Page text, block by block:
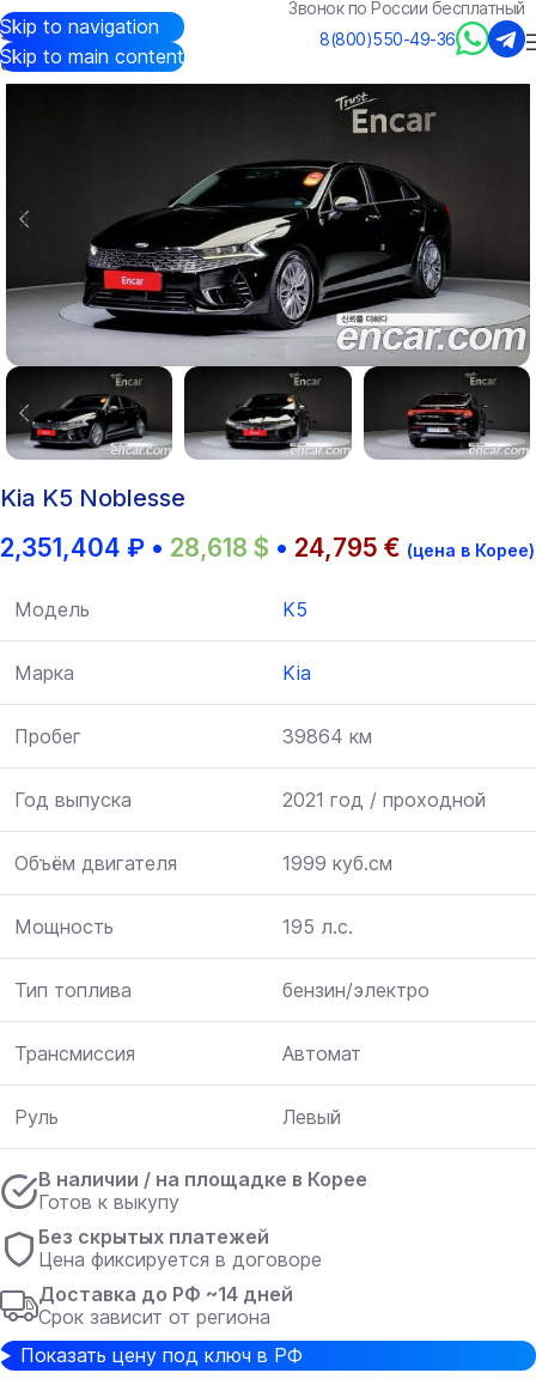
Skip to navigation
Skip to main content
Звонок по России бесплатный
8(800)550-49-36
Авто из Кореи/Каталог
Kia K5 Noblesse
2,351,404 ₽ • 28,618 $ • 24,795 € (цена в Корее)
Модель K5
Марка Kia
Пробег 39864 км
Год выпуска 2021 год / проходной
Объём двигателя 1999 куб.см
Мощность 195 л.с.
Тип топлива бензин/электро
Трансмиссия Автомат
Руль Левый
В наличии / на площадке в Корее
Готов к выкупу
Без скрытых платежей
Цена фиксируется в договоре
Доставка до РФ ~14 дней
Срок зависит от региона
Показать цену под ключ в РФ